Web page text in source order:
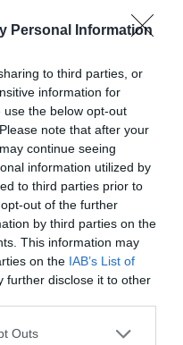
Personal Information
to third parties, or
information for
the below opt-out
note that after your
continue seeing
information utilized by
to third parties prior to
out of the further
by third parties on the
This information may
on the IAB’s List of
further disclose it to other
one or more Google
Outs
szerint jellemzően a
jöhetnek szóba.
kamatláb, amely
is kell havonta
kell
azonban egyértelmű